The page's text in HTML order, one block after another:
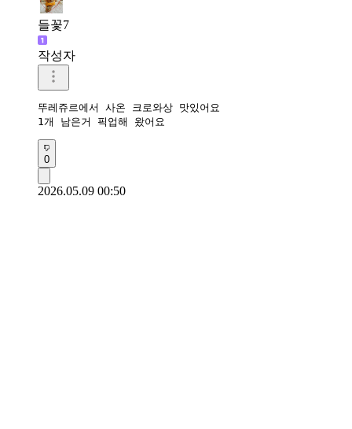
들꽃7
작성자
뚜레쥬르에서 사온 크로와상 맛있어요
1개 남은거 픽업해 왔어요
0
2026.05.09 00:50